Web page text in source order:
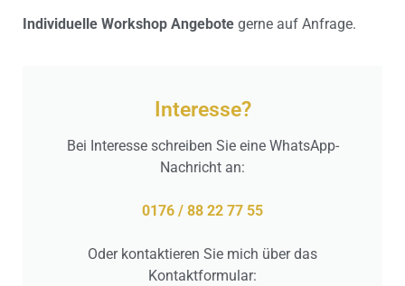
Individuelle Workshop Angebote gerne auf Anfrage.
Interesse?
Bei Interesse schreiben Sie eine WhatsApp-
Nachricht an:
0176 / 88 22 77 55
Oder kontaktieren Sie mich über das
Kontaktformular: